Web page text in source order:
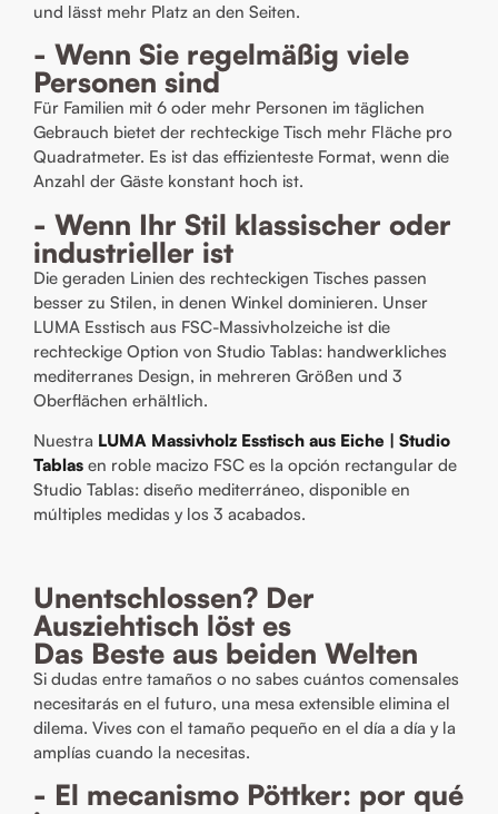
und lässt mehr Platz an den Seiten.
- Wenn Sie regelmäßig viele
Personen sind
Für Familien mit 6 oder mehr Personen im täglichen
Gebrauch bietet der rechteckige Tisch mehr Fläche pro
Quadratmeter. Es ist das effizienteste Format, wenn die
Anzahl der Gäste konstant hoch ist.
- Wenn Ihr Stil klassischer oder
industrieller ist
Die geraden Linien des rechteckigen Tisches passen
besser zu Stilen, in denen Winkel dominieren. Unser
LUMA Esstisch aus FSC-Massivholzeiche ist die
rechteckige Option von Studio Tablas: handwerkliches
mediterranes Design, in mehreren Größen und 3
Oberflächen erhältlich.
Nuestra LUMA Massivholz Esstisch aus Eiche | Studio
Tablas en roble macizo FSC es la opción rectangular de
Studio Tablas: diseño mediterráneo, disponible en
múltiples medidas y los 3 acabados.
Unentschlossen? Der
Ausziehtisch löst es
Das Beste aus beiden Welten
Si dudas entre tamaños o no sabes cuántos comensales
necesitarás en el futuro, una mesa extensible elimina el
dilema. Vives con el tamaño pequeño en el día a día y la
amplías cuando la necesitas.
- El mecanismo Pöttker: por qué